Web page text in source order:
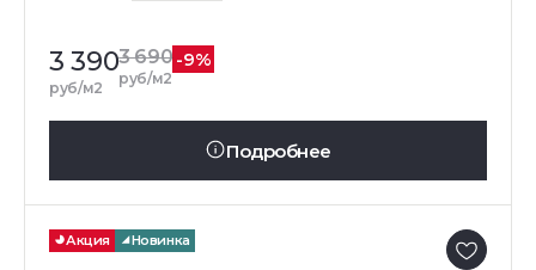
3 390
руб/м2
3 690
руб/м2
-9%
Подробнее
Акция Новинка